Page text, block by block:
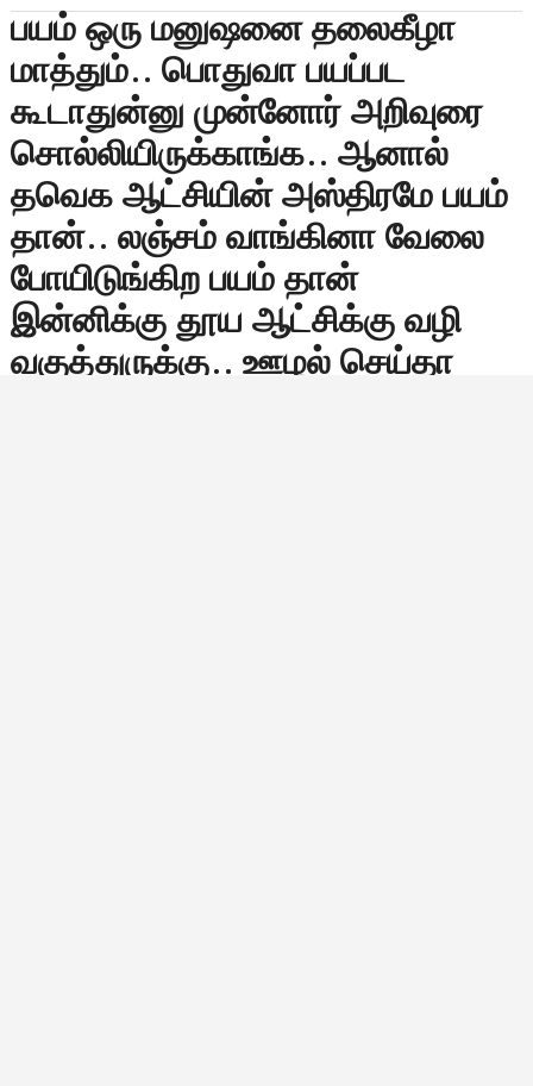
பயம் ஒரு மனுஷனை தலைகீழா
மாத்தும்.. பொதுவா பயப்பட
கூடாதுன்னு முன்னோர் அறிவுரை
சொல்லியிருக்காங்க.. ஆனால்
தவெக ஆட்சியின் அஸ்திரமே பயம்
தான்.. லஞ்சம் வாங்கினா வேலை
போயிடுங்கிற பயம் தான்
இன்னிக்கு தூய ஆட்சிக்கு வழி
வகுத்துருக்கு.. ஊழல் செய்தா